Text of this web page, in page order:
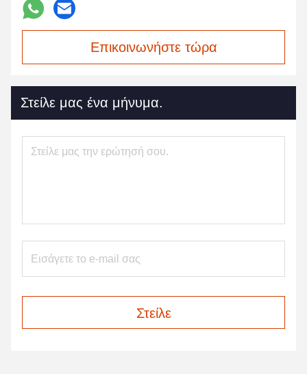
Επικοινωνήστε τώρα
Στείλε μας ένα μήνυμα.
Στείλε